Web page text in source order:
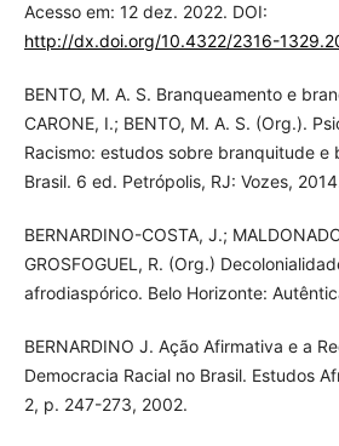
Acesso em: 12 dez. 2022. DOI:
http://dx.doi.org/10.4322/2316-
BENTO, M. A. S. Branqueamento e
CARONE, I.; BENTO, M. A. S. (Org.).
Racismo: estudos sobre branquitude e
Brasil. 6 ed. Petrópolis, RJ: Vozes,
BERNARDINO-COSTA, J.;
GROSFOGUEL, R. (Org.)
afrodiaspórico. Belo Horizonte:
BERNARDINO J. Ação Afirmativa e a
Democracia Racial no Brasil. Estudos
2, p. 247-273, 2002.